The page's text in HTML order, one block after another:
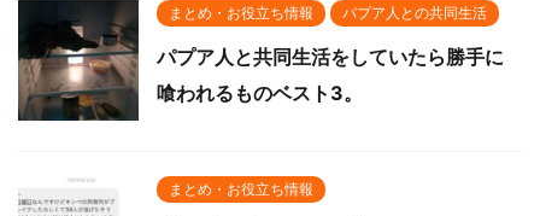
まとめ・お役立ち情報 パプア人との共同生活
パプア人と共同生活をしていたら勝手に
喰われるものベスト3。
まとめ・お役立ち情報